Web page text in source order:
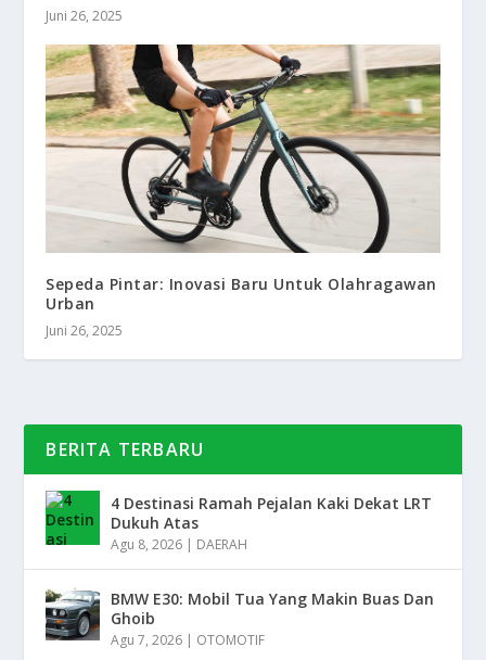
Juni 26, 2025
Sepeda Pintar: Inovasi Baru Untuk Olahragawan
Urban
Juni 26, 2025
BERITA TERBARU
4 Destinasi Ramah Pejalan Kaki Dekat LRT
Dukuh Atas
Agu 8, 2026 | DAERAH
BMW E30: Mobil Tua Yang Makin Buas Dan
Ghoib
Agu 7, 2026 | OTOMOTIF